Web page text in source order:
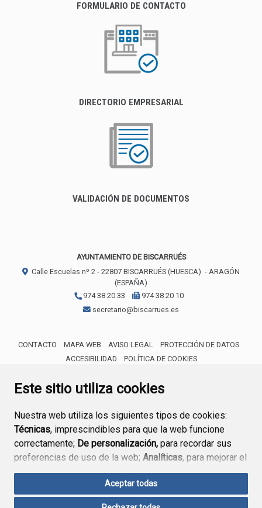
Este sitio utiliza cookies
Nuestra web utiliza los siguientes tipos de cookies:
Técnicas, imprescindibles para que la web funcione
correctamente; De personalización, para recordar sus
preferencias de uso de la web; Analíticas, para mejorar el
funcionamiento de la web y sus servicios.
Si acepta pulsando el botón“Aceptar todas”
Aceptar todas
FORMULARIO DE CONTACTO
DIRECTORIO EMPRESARIAL
VALIDACIÓN DE DOCUMENTOS
AYUNTAMIENTO DE BISCARRUÉS
Calle Escuelas nº 2 - 22807 BISCARRUÉS (HUESCA) - ARAGÓN
(ESPAÑA)
974 38 20 33
974 38 20 10
secretario@biscarrues.es
CONTACTO MAPA WEB AVISO LEGAL
PROTECCIÓN DE DATOS
ACCESIBILIDAD
POLÍTICA DE COOKIES